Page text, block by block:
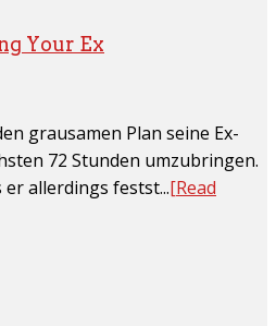
Your Ex
grausamen Plan seine Ex-
72 Stunden umzubringen.
allerdings festst...[Read